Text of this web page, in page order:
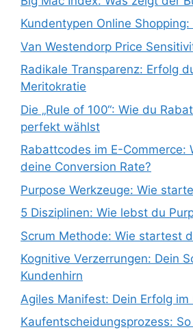
Kundentypen Online Shopping:
Van Westendorp Price
Radikale Transparenz: Erfolg
Meritokratie
Die „Rule of 100“: Wie du
perfekt wählst
Rabattcodes im E-Commerce:
deine Conversion Rate?
Purpose Werkzeuge: Wie
5 Disziplinen: Wie lebst du
Scrum Methode: Wie startest
Kognitive Verzerrungen: Dein
Kundenhirn
Agiles Manifest: Dein Erfolg im
Kaufentscheidungsprozess: